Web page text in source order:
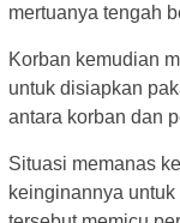
mertuanya tengah
Korban kemudian
untuk disiapkan
antara korban dan
Situasi memanas
keinginannya